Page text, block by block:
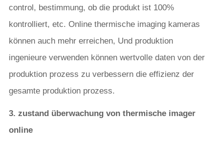
control, bestimmung, ob die produkt ist 100%
kontrolliert, etc. Online thermische imaging kameras
können auch mehr erreichen, Und produktion
ingenieure verwenden können wertvolle daten von der
produktion prozess zu verbessern die effizienz der
gesamte produktion prozess.
3. zustand überwachung von thermische imager
online